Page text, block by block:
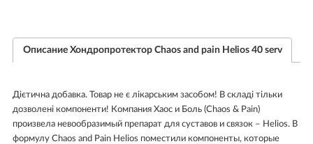
Описание Хондропротектор Chaos and pain Helios 40 serv
Дієтична добавка. Товар не є лікарським засобом! В складі тільки
дозволені компоненти! Компания Хаос и Боль (Chaos & Pain)
произвела невообразимый препарат для суставов и связок – Helios. В
формулу Chaos and Pain Helios поместили компоненты, которые